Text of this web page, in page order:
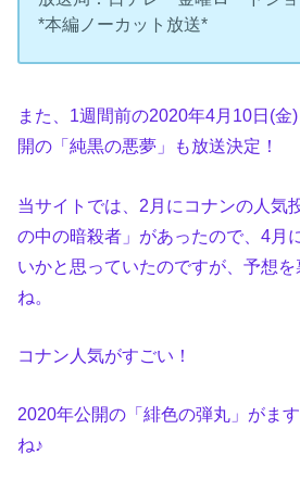
*本編ノーカット放送*
また、1週間前の2020年4月10日(金
開の「純黒の悪夢」も放送決定！
当サイトでは、2月にコナンの人気
の中の暗殺者」があったので、4月
いかと思っていたのですが、予想
ね。
コナン人気がすごい！
2020年公開の「緋色の弾丸」がま
ね♪